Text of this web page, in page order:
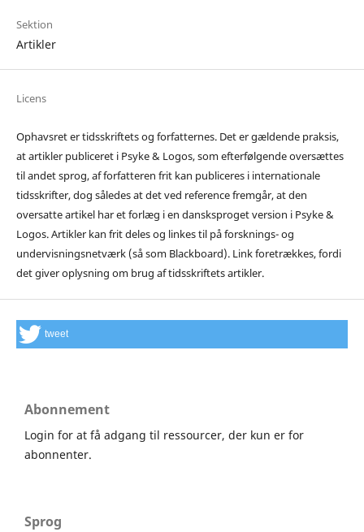
Sektion
Artikler
Licens
Ophavsret er tidsskriftets og forfatternes. Det er gældende praksis,
at artikler publiceret i Psyke & Logos, som efterfølgende oversættes
til andet sprog, af forfatteren frit kan publiceres i internationale
tidsskrifter, dog således at det ved reference fremgår, at den
oversatte artikel har et forlæg i en dansksproget version i Psyke &
Logos. Artikler kan frit deles og linkes til på forsknings- og
undervisningsnetværk (så som Blackboard). Link foretrækkes, fordi
det giver oplysning om brug af tidsskriftets artikler.
tweet
Abonnement
Login for at få adgang til ressourcer, der kun er for
abonnenter.
Sprog